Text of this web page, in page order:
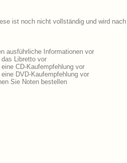
ist noch nicht vollständig und wird
ausführliche Informationen vor
Libretto vor
CD-Kaufempfehlung vor
DVD-Kaufempfehlung vor
Sie Noten bestellen